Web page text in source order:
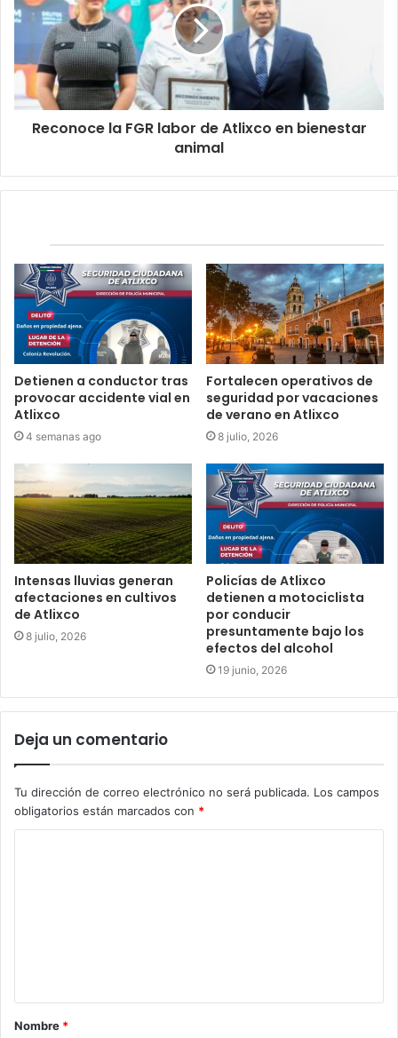
Reconoce la FGR labor de Atlixco en bienestar
animal
Detienen a conductor tras
provocar accidente vial en
Atlixco
4 semanas ago
Fortalecen operativos de
seguridad por vacaciones
de verano en Atlixco
8 julio, 2026
Intensas lluvias generan
afectaciones en cultivos
de Atlixco
8 julio, 2026
Policías de Atlixco
detienen a motociclista
por conducir
presuntamente bajo los
efectos del alcohol
19 junio, 2026
Deja un comentario
Tu dirección de correo electrónico no será publicada. Los campos
obligatorios están marcados con *
Nombre *